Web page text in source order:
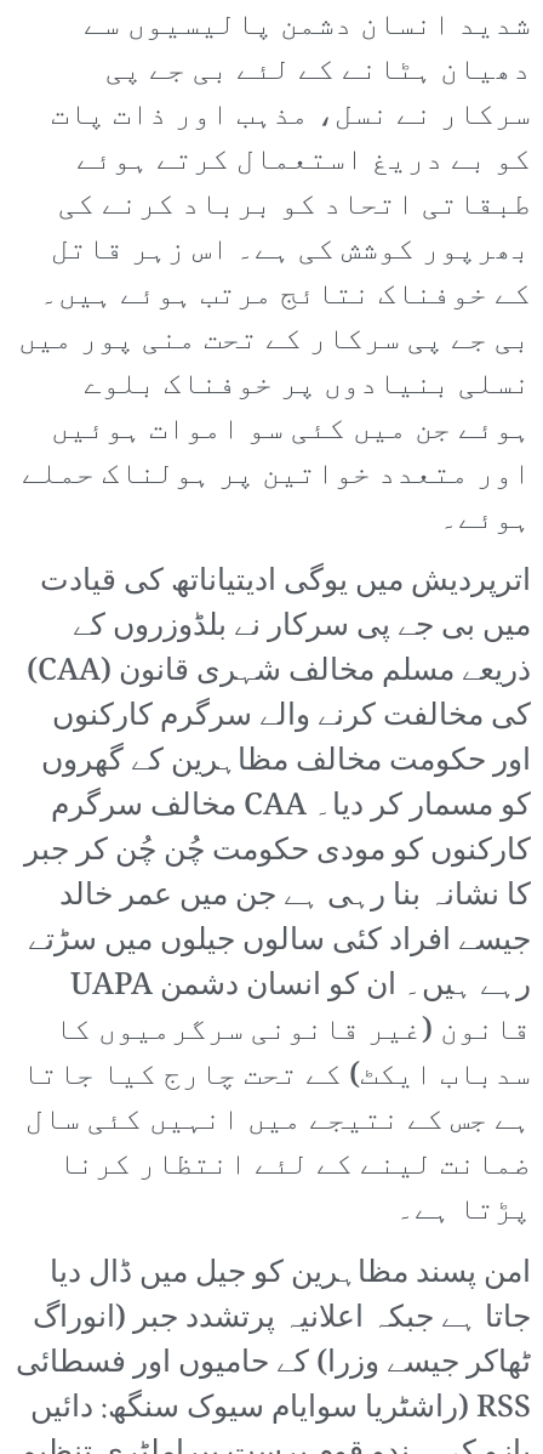
شدید انسان دشمن پالیسیوں سے
دھیان ہٹانے کے لئے بی جے پی
سرکار نے نسل، مذہب اور ذات پات
کو بے دریغ استعمال کرتے ہوئے
طبقاتی اتحاد کو برباد کرنے کی
بھرپور کوشش کی ہے۔ اس زہر قاتل
کے خوفناک نتائج مرتب ہوئے ہیں۔
بی جے پی سرکار کے تحت منی پور میں
نسلی بنیادوں پر خوفناک بلوے
ہوئے جن میں کئی سو اموات ہوئیں
اور متعدد خواتین پر ہولناک حملے
ہوئے۔
اترپردیش میں یوگی ادیتیاناتھ کی قیادت
میں بی جے پی سرکار نے بلڈوزروں کے
ذریعے مسلم مخالف شہری قانون (CAA)
کی مخالفت کرنے والے سرگرم کارکنوں
اور حکومت مخالف مظاہرین کے گھروں
کو مسمار کر دیا۔ CAA مخالف سرگرم
کارکنوں کو مودی حکومت چُن چُن کر جبر
کا نشانہ بنا رہی ہے جن میں عمر خالد
جیسے افراد کئی سالوں جیلوں میں سڑتے
رہے ہیں۔ ان کو انسان دشمن UAPA
قانون (غیر قانونی سرگرمیوں کا
سدباب ایکٹ) کے تحت چارج کیا جاتا
ہے جس کے نتیجے میں انہیں کئی سال
ضمانت لینے کے لئے انتظار کرنا
پڑتا ہے۔
امن پسند مظاہرین کو جیل میں ڈال دیا
جاتا ہے جبکہ اعلانیہ پرتشدد جبر (انوراگ
ٹھاکر جیسے وزرا) کے حامیوں اور فسطائی
RSS (راشٹریا سوایام سیوک سنگھ: دائیں